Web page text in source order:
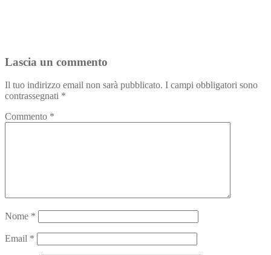
Lascia un commento
Il tuo indirizzo email non sarà pubblicato. I campi obbligatori sono
contrassegnati *
Commento *
Nome *
Email *